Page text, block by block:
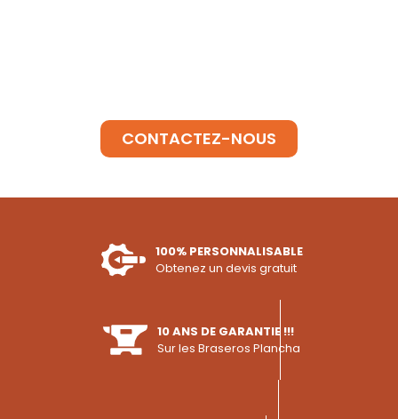
CONTACTEZ-NOUS
100% PERSONNALISABLE
Obtenez un devis gratuit
10 ANS DE GARANTIE !!!
Sur les Braseros Plancha